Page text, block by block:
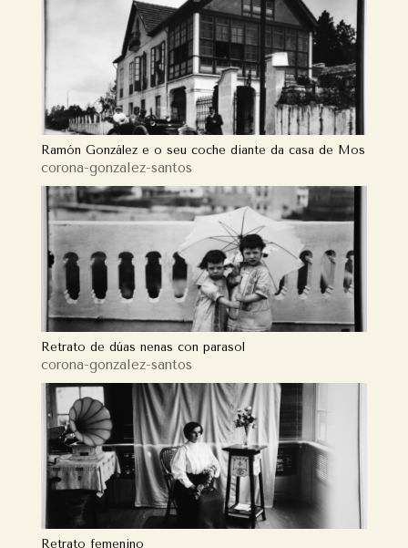
Ramón González e o seu coche diante da casa de Mos
corona-gonzalez-santos
Retrato de dúas nenas con parasol
corona-gonzalez-santos
Retrato femenino